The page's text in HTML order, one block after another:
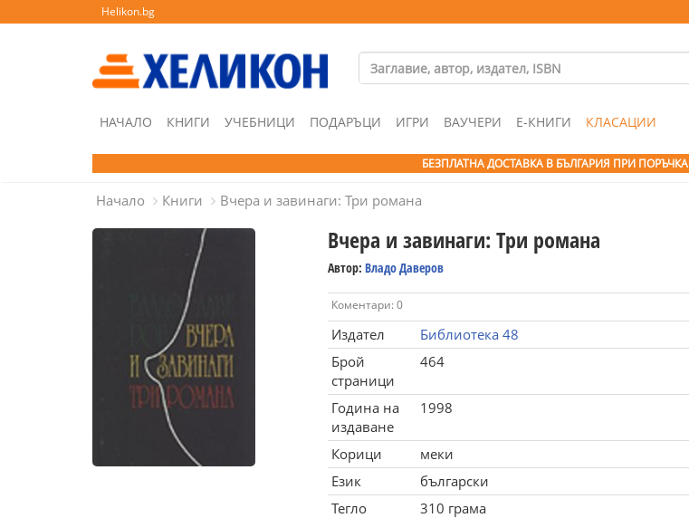
Helikon.bg
НАЧАЛО КНИГИ УЧЕБНИЦИ ПОДАРЪЦИ ИГРИ ВАУЧЕРИ Е-КНИГИ КЛАСАЦИИ
БЕЗПЛАТНА ДОСТАВКА В БЪЛГАРИЯ ПРИ ПОРЪЧКА
Начало Книги Вчера и завинаги: Три романа
Вчера и завинаги: Три романа
Автор: Владо Даверов
Коментари: 0
Издател
Библиотека 48
Брой
страници
464
Година на
издаване
1998
Корици
меки
Език
български
Тегло
310 грама